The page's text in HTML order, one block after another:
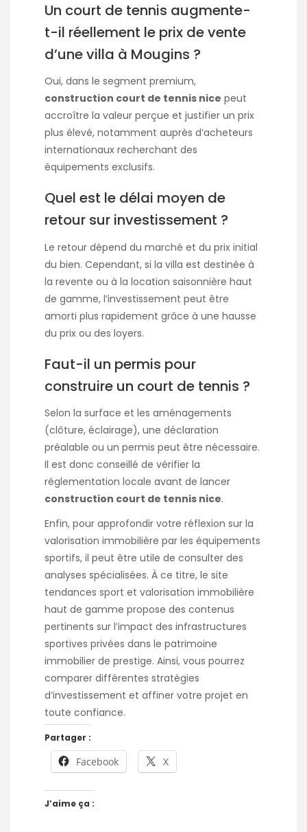
Un court de tennis augmente-
t-il réellement le prix de vente
d’une villa à Mougins ?
Oui, dans le segment premium,
construction court de tennis nice peut
accroître la valeur perçue et justifier un prix
plus élevé, notamment auprès d’acheteurs
internationaux recherchant des
équipements exclusifs.
Quel est le délai moyen de
retour sur investissement ?
Le retour dépend du marché et du prix initial
du bien. Cependant, si la villa est destinée à
la revente ou à la location saisonnière haut
de gamme, l’investissement peut être
amorti plus rapidement grâce à une hausse
du prix ou des loyers.
Faut-il un permis pour
construire un court de tennis ?
Selon la surface et les aménagements
(clôture, éclairage), une déclaration
préalable ou un permis peut être nécessaire.
Il est donc conseillé de vérifier la
réglementation locale avant de lancer
construction court de tennis nice.
Enfin, pour approfondir votre réflexion sur la
valorisation immobilière par les équipements
sportifs, il peut être utile de consulter des
analyses spécialisées. À ce titre, le site
tendances sport et valorisation immobilière
haut de gamme propose des contenus
pertinents sur l’impact des infrastructures
sportives privées dans le patrimoine
immobilier de prestige. Ainsi, vous pourrez
comparer différentes stratégies
d’investissement et affiner votre projet en
toute confiance.
Partager :
Facebook X
J’aime ça :